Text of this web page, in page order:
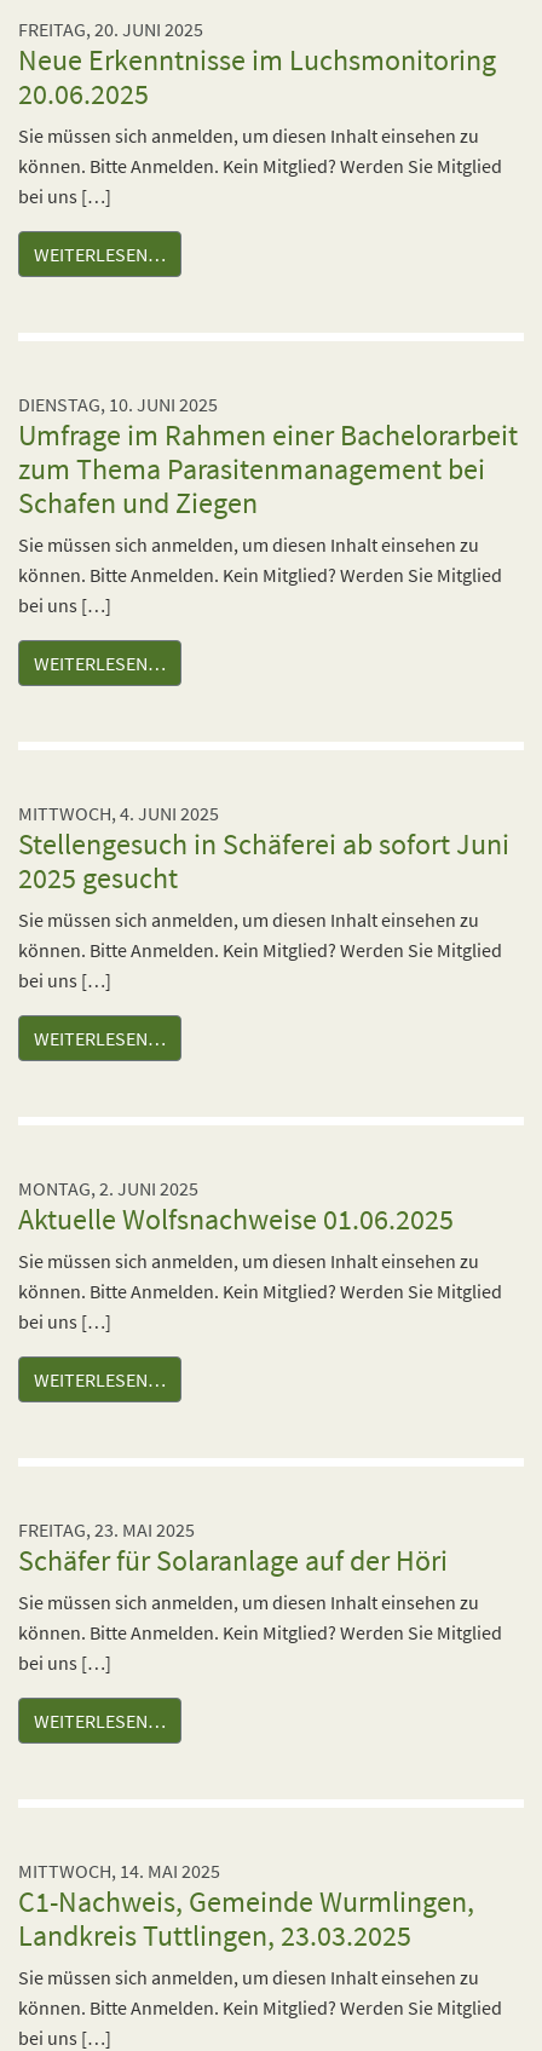
FREITAG, 20. JUNI 2025
Neue Erkenntnisse im Luchsmonitoring
20.06.2025
Sie müssen sich anmelden, um diesen Inhalt einsehen zu
können. Bitte Anmelden. Kein Mitglied? Werden Sie Mitglied
bei uns […]
WEITERLESEN…
DIENSTAG, 10. JUNI 2025
Umfrage im Rahmen einer Bachelorarbeit
zum Thema Parasitenmanagement bei
Schafen und Ziegen
Sie müssen sich anmelden, um diesen Inhalt einsehen zu
können. Bitte Anmelden. Kein Mitglied? Werden Sie Mitglied
bei uns […]
WEITERLESEN…
MITTWOCH, 4. JUNI 2025
Stellengesuch in Schäferei ab sofort Juni
2025 gesucht
Sie müssen sich anmelden, um diesen Inhalt einsehen zu
können. Bitte Anmelden. Kein Mitglied? Werden Sie Mitglied
bei uns […]
WEITERLESEN…
MONTAG, 2. JUNI 2025
Aktuelle Wolfsnachweise 01.06.2025
Sie müssen sich anmelden, um diesen Inhalt einsehen zu
können. Bitte Anmelden. Kein Mitglied? Werden Sie Mitglied
bei uns […]
WEITERLESEN…
FREITAG, 23. MAI 2025
Schäfer für Solaranlage auf der Höri
Sie müssen sich anmelden, um diesen Inhalt einsehen zu
können. Bitte Anmelden. Kein Mitglied? Werden Sie Mitglied
bei uns […]
WEITERLESEN…
MITTWOCH, 14. MAI 2025
C1-Nachweis, Gemeinde Wurmlingen,
Landkreis Tuttlingen, 23.03.2025
Sie müssen sich anmelden, um diesen Inhalt einsehen zu
können. Bitte Anmelden. Kein Mitglied? Werden Sie Mitglied
bei uns […]